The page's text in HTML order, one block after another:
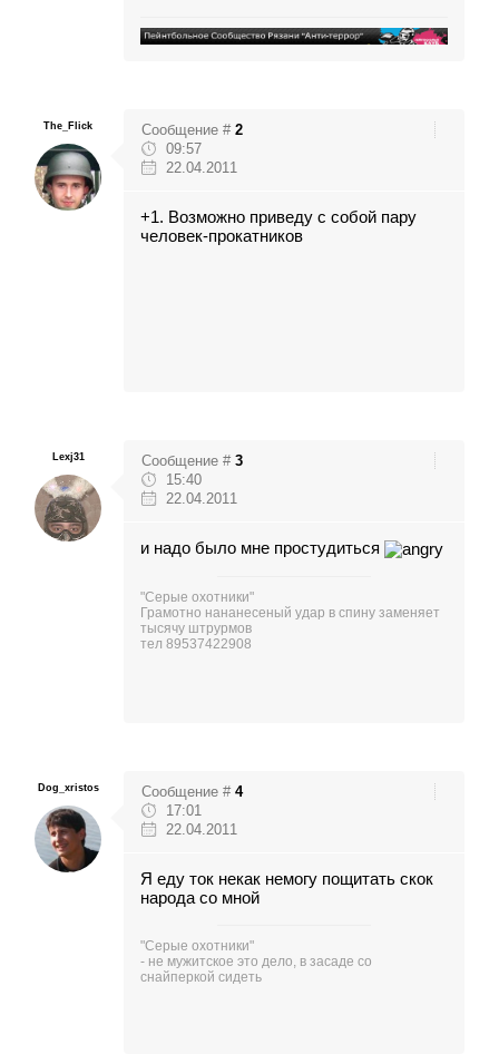
The_Flick Сообщение # 2
09:57
22.04.2011
+1. Возможно приведу с собой пару
человек-прокатников
Lexj31 Сообщение # 3
15:40
22.04.2011
и надо было мне простудиться
"Серые охотники"
Грамотно нананесеный удар в спину заменяет
тысячу штрурмов
тел 89537422908
Dog_xristos Сообщение # 4
17:01
22.04.2011
Я еду ток некак немогу пощитать скок
народа со мной
"Серые охотники"
- не мужитское это дело, в засаде со
снайперкой сидеть